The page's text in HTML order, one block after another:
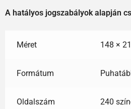
A hatályos jogszabályok alapján
Méret 148 ×
Formátum
Oldalszám 240